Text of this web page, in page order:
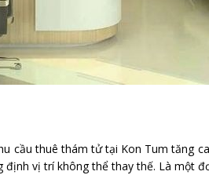
cầu thuê thám tử tại Kon Tum tăng
vị trí không thể thay thế. Là một